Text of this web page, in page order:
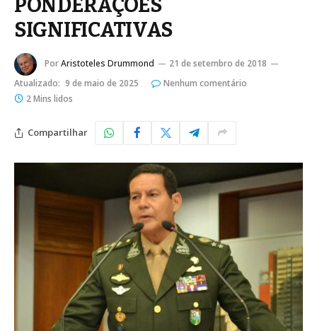
PONDERAÇÕES
SIGNIFICATIVAS
PorAristoteles Drummond
21 de setembro de 2018
Atualizado: 9 de maio de 2025
Nenhum comentário
2 Mins lidos
Compartilhar